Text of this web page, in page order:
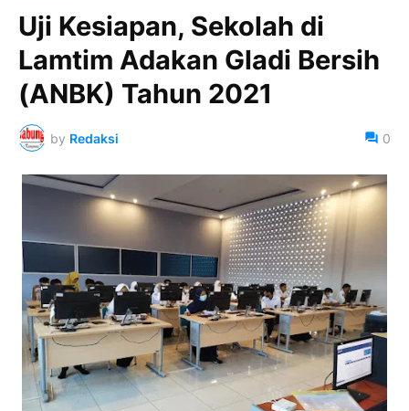
Uji Kesiapan, Sekolah di
Lamtim Adakan Gladi Bersih
(ANBK) Tahun 2021
by Redaksi 0